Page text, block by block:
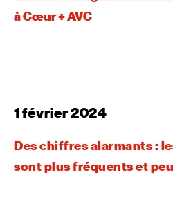
à Cœur + AVC
1 février 2024
Des chiffres alarmants :
sont plus fréquents et